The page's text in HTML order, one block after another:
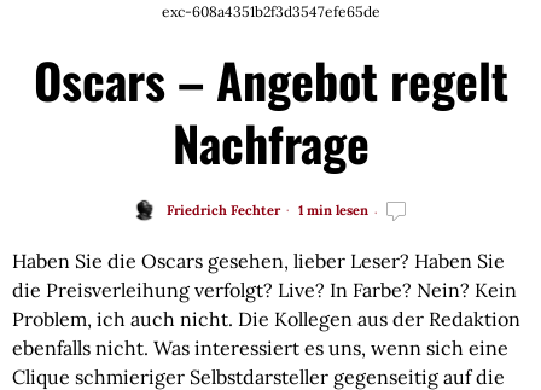
exc-608a4351b2f3d3547efe65de
Oscars – Angebot regelt
Nachfrage
Friedrich Fechter 1 min lesen
Haben Sie die Oscars gesehen, lieber Leser? Haben Sie
die Preisverleihung verfolgt? Live? In Farbe? Nein? Kein
Problem, ich auch nicht. Die Kollegen aus der Redaktion
ebenfalls nicht. Was interessiert es uns, wenn sich eine
Clique schmieriger Selbstdarsteller gegenseitig auf die